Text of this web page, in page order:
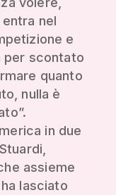
nel
e
per scontato
quanto
nulla è
in due
assieme
lasciato